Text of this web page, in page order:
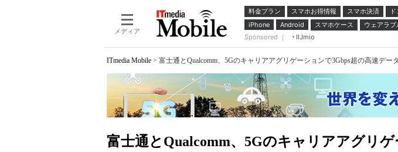
メディア
料金プラン スマホお得情報 スマホ決済
iPhone
Android スマホケース ウェアラブ
Sponsored ｜
IIJmio
ITmedia Mobile > 富士通とQualcomm、5Gのキャリアアグリゲーションで3Gbps超の高速デー
富士通とQualcomm、5Gのキャリアアグリ